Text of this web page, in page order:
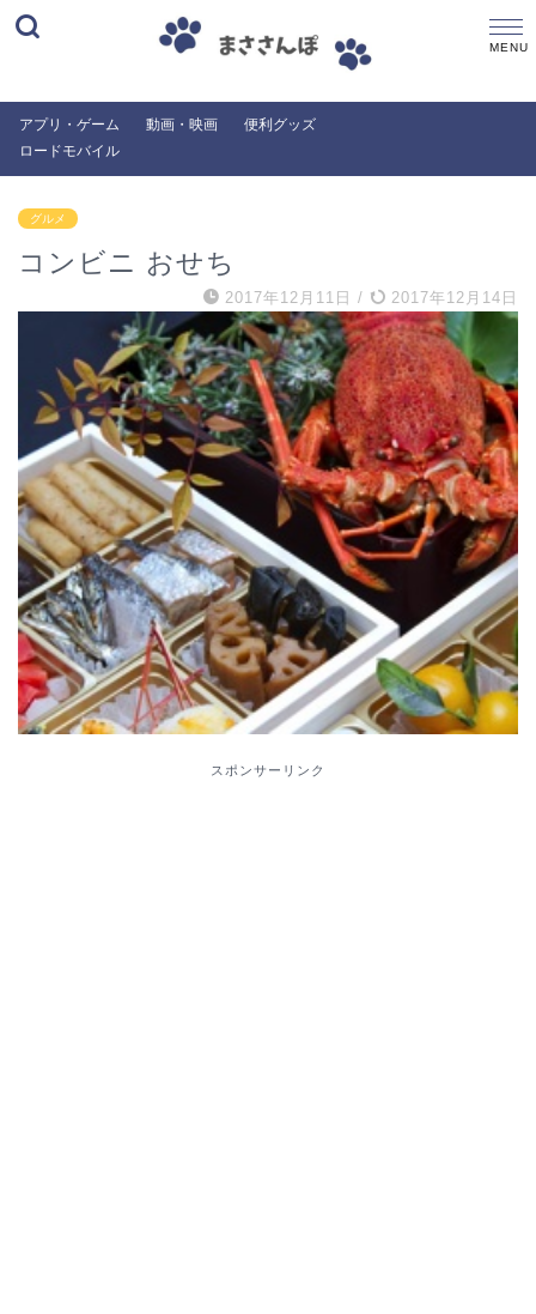
アプリ・ゲーム
ロードモバイル
動画・映画 便利グッズ
グルメ
コンビニ おせち
2017年12月11日 / 2017年12月14日
スポンサーリンク